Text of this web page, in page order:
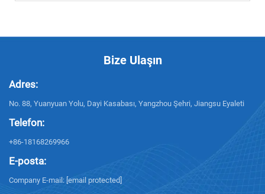
Bize Ulaşın
Adres:
No. 88, Yuanyuan Yolu, Dayi Kasabası, Yangzhou Şehri, Jiangsu Eyaleti
Telefon:
+86-18168269966
E-posta:
Company E-mail: [email protected]